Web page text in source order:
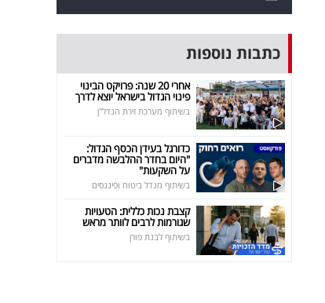
כתבות נוספות
אחרי 20 שנה: פרויקט הבינוי
פינוי הגדול בישראל יוצא לדרך
בשיתוף מערכת זירת הנדל"ן
כדורגל בעידן הכסף הגדול:
"היום בחדר ההלבשה מדברים
על השקעות"
בשיתוף מגדל ביטוח ופיננסים
קצבת נכות כללית: הטעויות
שגורמות לרבים לוותר מראש
בשיתוף לבנת פורן